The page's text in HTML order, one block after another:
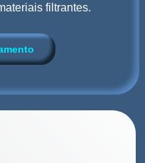
filtrantes.